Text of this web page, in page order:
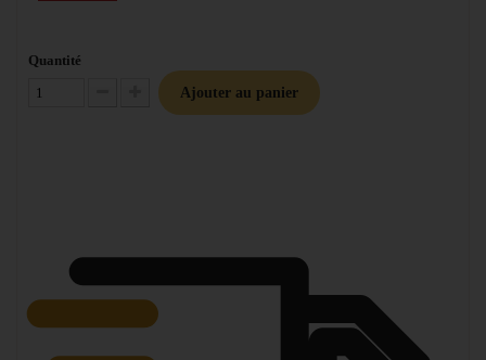
Quantité
Diminuer la quantité
Augmenter la quantité
Ajouter au panier